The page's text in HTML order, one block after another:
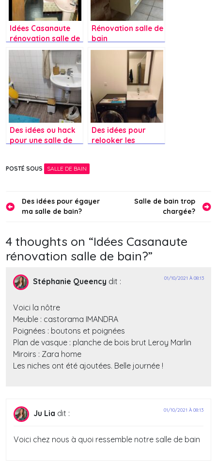
Idées Casanaute
rénovation salle de
bain?
Rénovation salle de
bain
Des idées ou hack
pour une salle de
Des idées pour
relooker les
POSTÉ SOUS SALLE DE BAIN
Navigation
Des idées pour égayer
ma salle de bain?
Salle de bain trop
chargée?
4 thoughts on “Idées Casanaute
rénovation salle de bain?”
Stéphanie Queency dit : 01/10/2021 À 08:13
Voici la nôtre
Meuble : castorama IMANDRA
Poignées : boutons et poignées
Plan de vasque : planche de bois brut Leroy Marlin
Miroirs : Zara home
Les niches ont été ajoutées. Belle journée !
Ju Lia dit : 01/10/2021 À 08:13
Voici chez nous à quoi ressemble notre salle de bain